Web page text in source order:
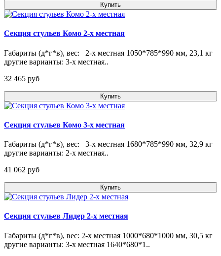
Купить
Секция стульев Комо 2-х местная
Габариты (д*г*в), вес: 2-х местная 1050*785*990 мм, 23,1 кг
другие варианты: 3-х местная..
32 465 pуб
Купить
Секция стульев Комо 3-х местная
Габариты (д*г*в), вес: 3-х местная 1680*785*990 мм, 32,9 кг
другие варианты: 2-х местная..
41 062 pуб
Купить
Секция стульев Лидер 2-х местная
Габариты (д*г*в), вес: 2-х местная 1000*680*1000 мм, 30,5 кг
другие варианты: 3-х местная 1640*680*1..